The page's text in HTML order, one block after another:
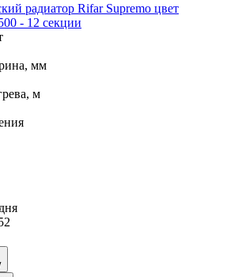
радиатор Rifar Supremo цвет
- 12 секции
мм
м